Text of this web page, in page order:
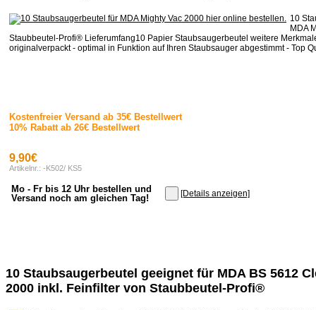
10
MDA
Staubbeutel-Profi® Lieferumfang10 Papier Staubsaugerbeutel weitere
originalverpackt - optimal in Funktion auf Ihren Staubsauger abgestimmt - Top
Kostenfreier Versand ab 35€ Bestellwert
10% Rabatt ab 26€ Bestellwert
9,90€
Artikelnr.: -K502/ KS5
Mo - Fr bis 12 Uhr bestellen und
Versand noch am gleichen Tag!
[Details anzeigen]
10 Staubsaugerbeutel geeignet für MDA BS 5612
2000 inkl. Feinfilter von Staubbeutel-Profi®